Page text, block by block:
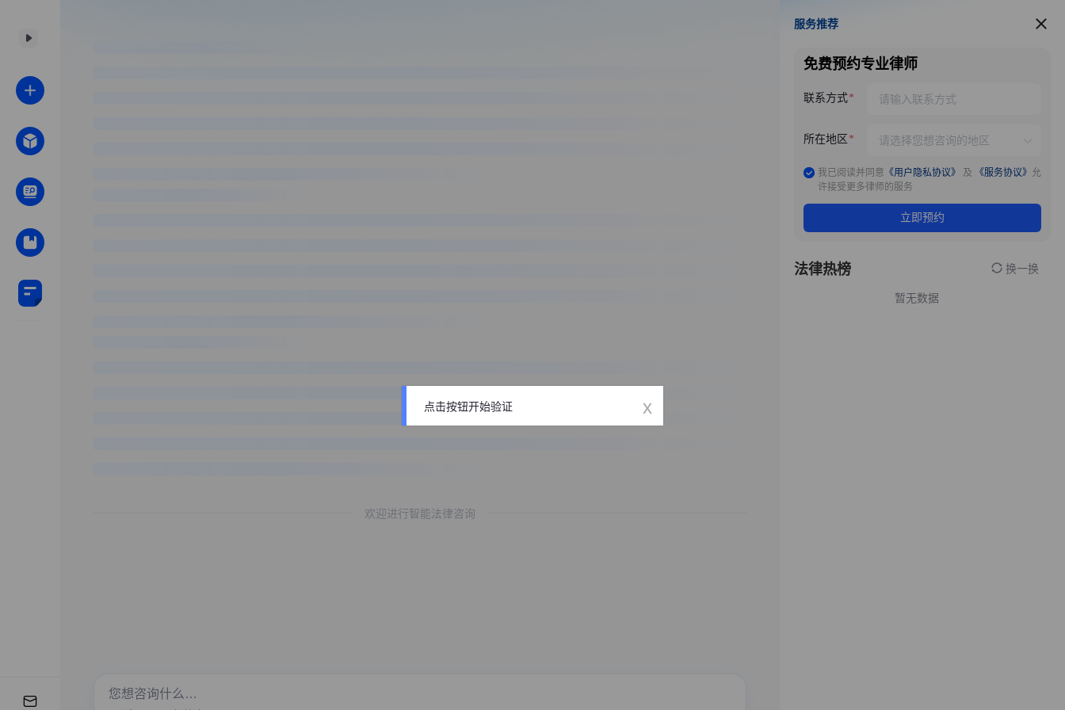
欢迎进行智能法律咨询
服务推荐
服务推荐
免费预约专业律师
联系方式
所在地区
我已阅读并同意 《用户隐私协议》 及 《服务协议》 允
许接受更多律师的服务
立即预约
法律热榜 换一换
暂无数据
点击按钮开始验证 x